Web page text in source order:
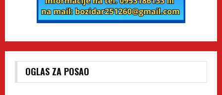
OGLAS ZA POSAO